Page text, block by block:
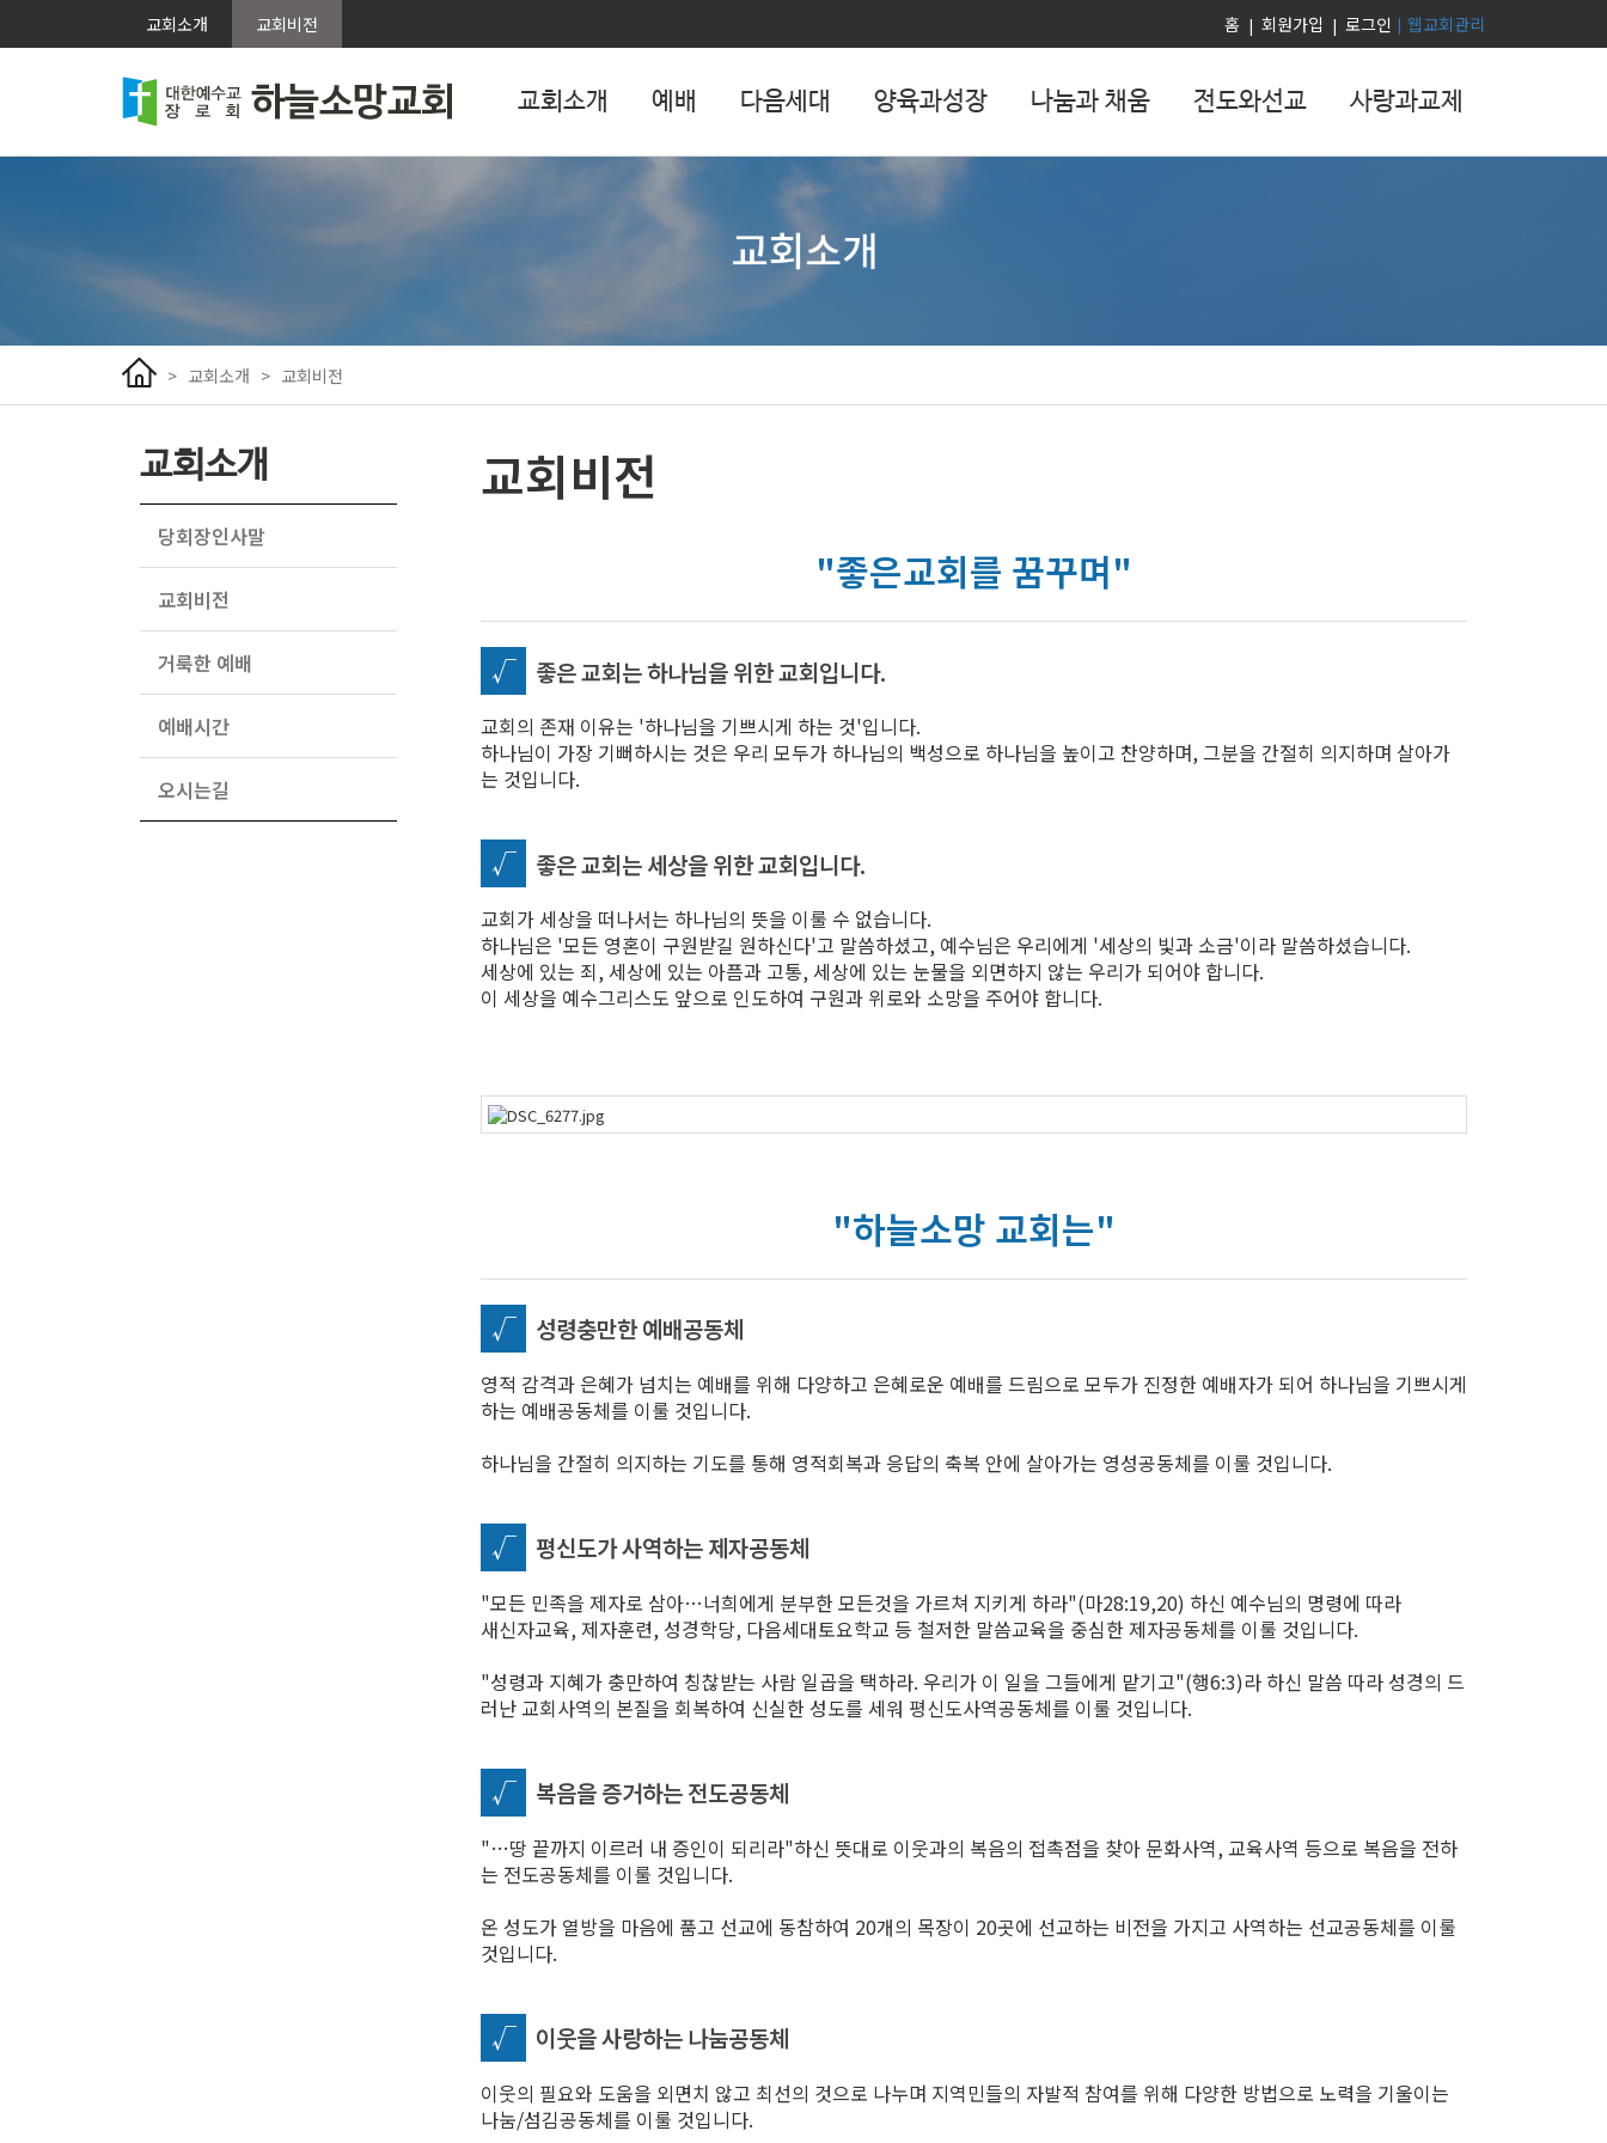
교회소개 교회비전 | 웹교회관리
홈 | 회원가입 | 로그인
교회소개 예배 다음세대 양육과성장 나눔과 채움 전도와선교 사랑과교제
> 교회소개 > 교회비전
교회소개
당회장인사말
교회비전
거룩한 예배
예배시간
오시는길
교회비전
"좋은교회를 꿈꾸며"
√ 좋은 교회는 하나님을 위한 교회입니다.
교회의 존재 이유는 '하나님을 기쁘시게 하는 것'입니다.
하나님이 가장 기뻐하시는 것은 우리 모두가 하나님의 백성으로 하나님을 높이고 찬양하며, 그분을 간절히 의지하며 살아가
는 것입니다.
√ 좋은 교회는 세상을 위한 교회입니다.
교회가 세상을 떠나서는 하나님의 뜻을 이룰 수 없습니다.
하나님은 '모든 영혼이 구원받길 원하신다'고 말씀하셨고, 예수님은 우리에게 '세상의 빛과 소금'이라 말씀하셨습니다.
세상에 있는 죄, 세상에 있는 아픔과 고통, 세상에 있는 눈물을 외면하지 않는 우리가 되어야 합니다.
이 세상을 예수그리스도 앞으로 인도하여 구원과 위로와 소망을 주어야 합니다.
"하늘소망 교회는"
√ 성령충만한 예배공동체
영적 감격과 은혜가 넘치는 예배를 위해 다양하고 은혜로운 예배를 드림으로 모두가 진정한 예배자가 되어 하나님을 기쁘시게
하는 예배공동체를 이룰 것입니다.
하나님을 간절히 의지하는 기도를 통해 영적회복과 응답의 축복 안에 살아가는 영성공동체를 이룰 것입니다.
√ 평신도가 사역하는 제자공동체
"모든 민족을 제자로 삼아…너희에게 분부한 모든것을 가르쳐 지키게 하라"(마28:19,20) 하신 예수님의 명령에 따라
새신자교육, 제자훈련, 성경학당, 다음세대토요학교 등 철저한 말씀교육을 중심한 제자공동체를 이룰 것입니다.
"성령과 지혜가 충만하여 칭찮받는 사람 일곱을 택하라. 우리가 이 일을 그들에게 맡기고"(행6:3)라 하신 말씀 따라 성경의 드
러난 교회사역의 본질을 회복하여 신실한 성도를 세워 평신도사역공동체를 이룰 것입니다.
√ 복음을 증거하는 전도공동체
"…땅 끝까지 이르러 내 증인이 되리라"하신 뜻대로 이웃과의 복음의 접촉점을 찾아 문화사역, 교육사역 등으로 복음을 전하
는 전도공동체를 이룰 것입니다.
온 성도가 열방을 마음에 품고 선교에 동참하여 20개의 목장이 20곳에 선교하는 비전을 가지고 사역하는 선교공동체를 이룰
것입니다.
√ 이웃을 사랑하는 나눔공동체
이웃의 필요와 도움을 외면치 않고 최선의 것으로 나누며 지역민들의 자발적 참여를 위해 다양한 방법으로 노력을 기울이는
나눔/섬김공동체를 이룰 것입니다.